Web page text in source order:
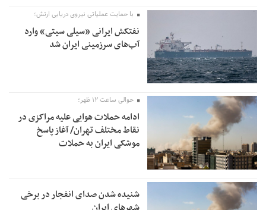
با حمایت عملیاتی نیروی دریایی ارتش؛
نفتکش ایرانی «سیلی سیتی» وارد
آب‌های سرزمینی ایران شد
حوالی ساعت ۱۲ ظهر؛
ادامه حملات هوایی علیه مراکزی در
نقاط مختلف تهران/ آغاز پاسخ
موشکی ایران به حملات
شنیده شدن صدای انفجار در برخی